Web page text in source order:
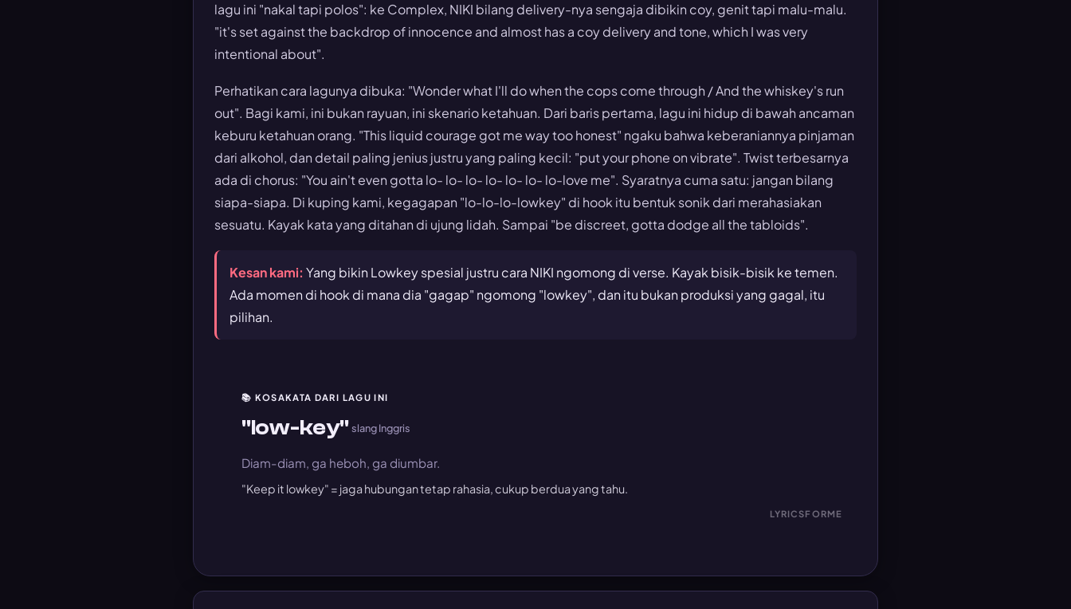
lagu ini "nakal tapi polos": ke Complex, NIKI bilang delivery-nya sengaja dibikin coy, genit tapi malu-malu.
"it's set against the backdrop of innocence and almost has a coy delivery and tone, which I was very
intentional about".
Perhatikan cara lagunya dibuka: "Wonder what I'll do when the cops come through / And the whiskey's run
out". Bagi kami, ini bukan rayuan, ini skenario ketahuan. Dari baris pertama, lagu ini hidup di bawah ancaman
keburu ketahuan orang. "This liquid courage got me way too honest" ngaku bahwa keberaniannya pinjaman
dari alkohol, dan detail paling jenius justru yang paling kecil: "put your phone on vibrate". Twist terbesarnya
ada di chorus: "You ain't even gotta lo- lo- lo- lo- lo- lo- lo-love me". Syaratnya cuma satu: jangan bilang
siapa-siapa. Di kuping kami, kegagapan "lo-lo-lo-lowkey" di hook itu bentuk sonik dari merahasiakan
sesuatu. Kayak kata yang ditahan di ujung lidah. Sampai "be discreet, gotta dodge all the tabloids".
Kesan kami: Yang bikin Lowkey spesial justru cara NIKI ngomong di verse. Kayak bisik-bisik ke temen.
Ada momen di hook di mana dia "gagap" ngomong "lowkey", dan itu bukan produksi yang gagal, itu
pilihan.
📚 KOSAKATA DARI LAGU INI
"low-key"slang Inggris
Diam-diam, ga heboh, ga diumbar.
"Keep it lowkey" = jaga hubungan tetap rahasia, cukup berdua yang tahu.
LYRICSFORME